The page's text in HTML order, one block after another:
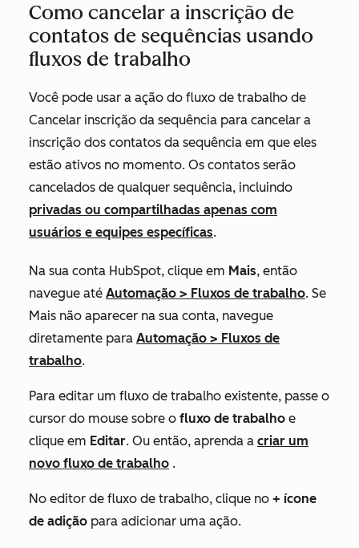
Como cancelar a inscrição de
contatos de sequências usando
fluxos de trabalho
Você pode usar a ação do fluxo de trabalho de
Cancelar inscrição da sequência para cancelar a
inscrição dos contatos da sequência em que eles
estão ativos no momento. Os contatos serão
cancelados de qualquer sequência, incluindo
privadas ou compartilhadas apenas com
usuários e equipes específicas.
Na sua conta HubSpot, clique em Mais, então
navegue até Automação > Fluxos de trabalho. Se
Mais não aparecer na sua conta, navegue
diretamente para Automação > Fluxos de
trabalho.
Para editar um fluxo de trabalho existente, passe o
cursor do mouse sobre o fluxo de trabalho e
clique em Editar. Ou então, aprenda a criar um
novo fluxo de trabalho .
No editor de fluxo de trabalho, clique no + ícone
de adição para adicionar uma ação.